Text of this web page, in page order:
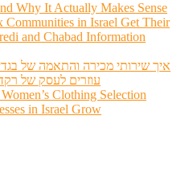
Why It Actually Makes Sense
in Israel Get Their
and Chabad Information
איך שירותי מכירה והתאמה של
עוזרים לעסק של
Clothing Selection
in Israel Grow